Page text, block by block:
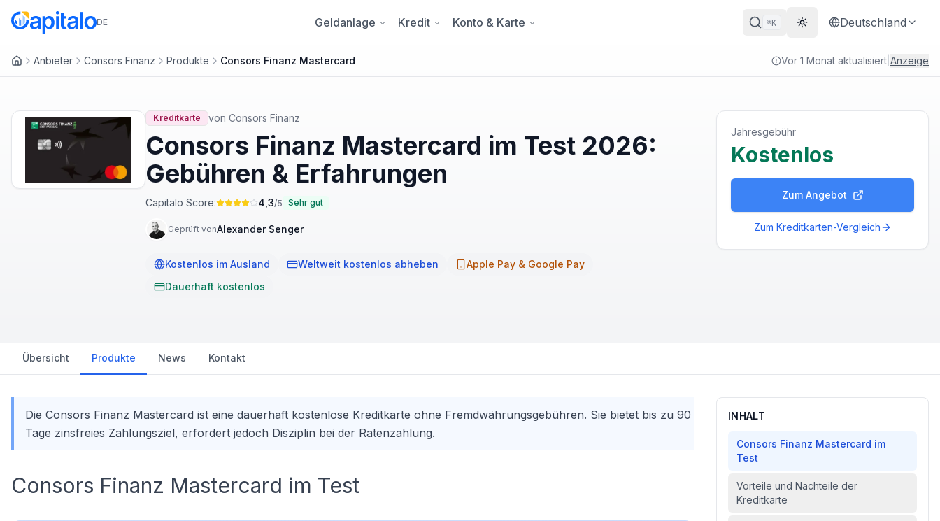
DE Geldanlage Kredit Konto & Karte ⌘K Theme wechseln
Deutschland
Anbieter Consors Finanz Produkte Consors Finanz Mastercard Vor 1 Monat aktualisiert Anzeige
Kreditkarte von Consors Finanz
Consors Finanz Mastercard im Test 2026:
Gebühren & Erfahrungen
Capitalo Score: 4,3/5 Sehr gut
Geprüft vonAlexander Senger
Kostenlos im Ausland Weltweit kostenlos abheben
Apple Pay & Google Pay
Dauerhaft kostenlos
Jahresgebühr
Kostenlos
Zum Angebot
Zum Kreditkarten-Vergleich
Übersicht Produkte News Kontakt
Die Consors Finanz Mastercard ist eine dauerhaft kostenlose Kreditkarte ohne Fremdwährungsgebühren. Sie bietet bis zu 90
Tage zinsfreies Zahlungsziel, erfordert jedoch Disziplin bei der Ratenzahlung.
Consors Finanz Mastercard im Test
INHALT
Consors Finanz Mastercard im
Test
Vorteile und Nachteile der
Kreditkarte